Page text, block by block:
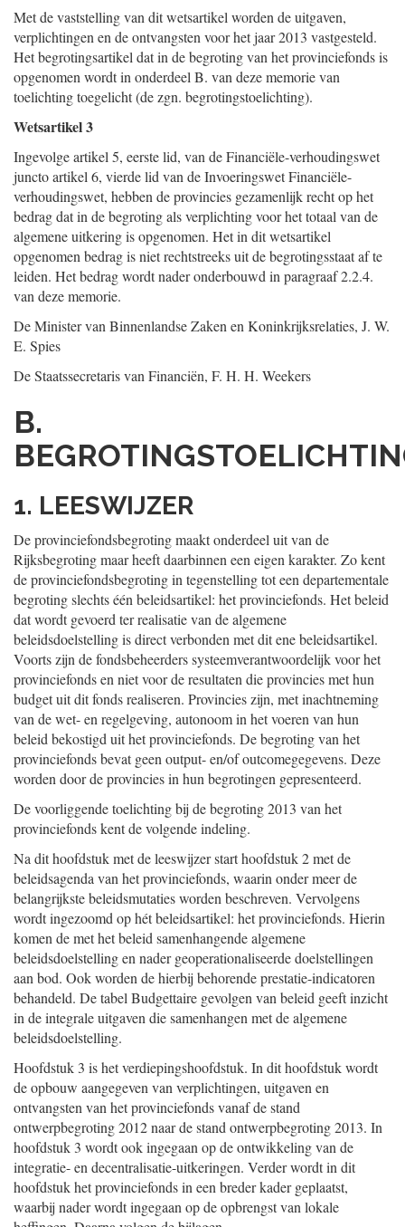
Met de vaststelling van dit wetsartikel worden de uitgaven,
verplichtingen en de ontvangsten voor het jaar 2013 vastgesteld.
Het begrotingsartikel dat in de begroting van het provinciefonds is
opgenomen wordt in onderdeel B. van deze memorie van
toelichting toegelicht (de zgn. begrotingstoelichting).
Wetsartikel 3
Ingevolge artikel 5, eerste lid, van de Financiële-verhoudingswet
juncto artikel 6, vierde lid van de Invoeringswet Financiële-
verhoudingswet, hebben de provincies gezamenlijk recht op het
bedrag dat in de begroting als verplichting voor het totaal van de
algemene uitkering is opgenomen. Het in dit wetsartikel
opgenomen bedrag is niet rechtstreeks uit de begrotingsstaat af te
leiden. Het bedrag wordt nader onderbouwd in paragraaf 2.2.4.
van deze memorie.
De Minister van Binnenlandse Zaken en Koninkrijksrelaties, J. W.
E. Spies
De Staatssecretaris van Financiën, F. H. H. Weekers
B.
1. LEESWIJZER
De provinciefondsbegroting maakt onderdeel uit van de
Rijksbegroting maar heeft daarbinnen een eigen karakter. Zo kent
de provinciefondsbegroting in tegenstelling tot een departementale
begroting slechts één beleidsartikel: het provinciefonds. Het beleid
dat wordt gevoerd ter realisatie van de algemene
beleidsdoelstelling is direct verbonden met dit ene beleidsartikel.
Voorts zijn de fondsbeheerders systeemverantwoordelijk voor het
provinciefonds en niet voor de resultaten die provincies met hun
budget uit dit fonds realiseren. Provincies zijn, met inachtneming
van de wet- en regelgeving, autonoom in het voeren van hun
beleid bekostigd uit het provinciefonds. De begroting van het
provinciefonds bevat geen output- en/of outcomegegevens. Deze
worden door de provincies in hun begrotingen gepresenteerd.
De voorliggende toelichting bij de begroting 2013 van het
provinciefonds kent de volgende indeling.
Na dit hoofdstuk met de leeswijzer start hoofdstuk 2 met de
beleidsagenda van het provinciefonds, waarin onder meer de
belangrijkste beleidsmutaties worden beschreven. Vervolgens
wordt ingezoomd op hét beleidsartikel: het provinciefonds. Hierin
komen de met het beleid samenhangende algemene
beleidsdoelstelling en nader geoperationaliseerde doelstellingen
aan bod. Ook worden de hierbij behorende prestatie-indicatoren
behandeld. De tabel Budgettaire gevolgen van beleid geeft inzicht
in de integrale uitgaven die samenhangen met de algemene
beleidsdoelstelling.
Hoofdstuk 3 is het verdiepingshoofdstuk. In dit hoofdstuk wordt
de opbouw aangegeven van verplichtingen, uitgaven en
ontvangsten van het provinciefonds vanaf de stand
ontwerpbegroting 2012 naar de stand ontwerpbegroting 2013. In
hoofdstuk 3 wordt ook ingegaan op de ontwikkeling van de
integratie- en decentralisatie-uitkeringen. Verder wordt in dit
hoofdstuk het provinciefonds in een breder kader geplaatst,
waarbij nader wordt ingegaan op de opbrengst van lokale